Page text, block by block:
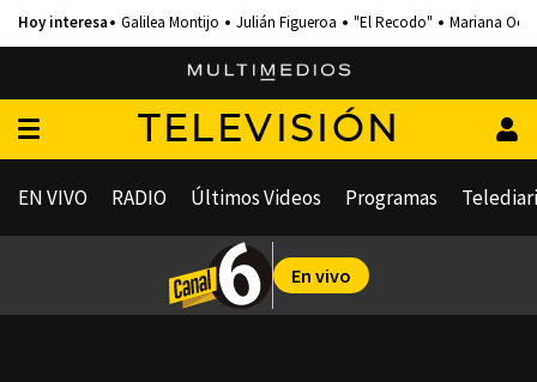
Galilea Montijo Julián Figueroa "El Recodo" Mariana
TELEVISIÓN
EN VIVO RADIO Últimos Videos Programas
En vivo